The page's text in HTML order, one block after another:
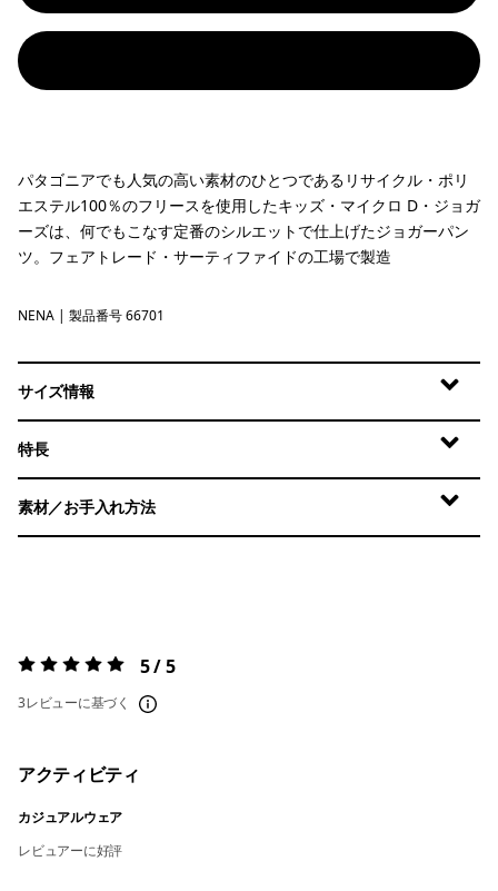
パタゴニアでも人気の高い素材のひとつであるリサイクル・ポリ
エステル100％のフリースを使用したキッズ・マイクロ D・ジョガ
ーズは、何でもこなす定番のシルエットで仕上げたジョガーパン
ツ。フェアトレード・サーティファイドの工場で製造
New Navy
NENA | 製品番号 66701
サイズ情報
特長
素材／お手入れ方法
評価:5 / 5 5 / 5
3レビューに基づく
アクティビティ
カジュアルウェア
レビュアーに好評